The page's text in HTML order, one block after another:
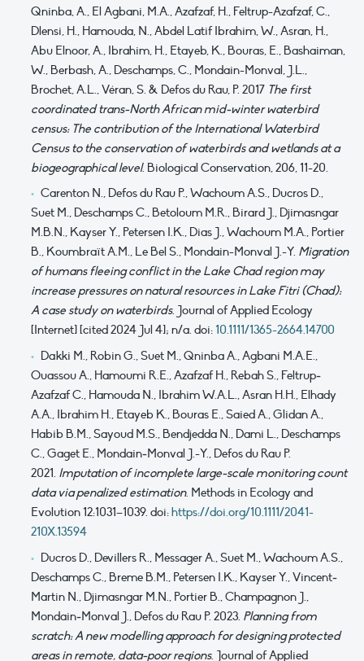
Qninba, A., El Agbani, M.A., Azafzaf, H., Feltrup-Azafzaf, C.,
Dlensi, H., Hamouda, N., Abdel Latif Ibrahim, W., Asran, H.,
Abu Elnoor, A., Ibrahim, H., Etayeb, K., Bouras, E., Bashaiman,
W., Berbash, A., Deschamps, C., Mondain-Monval, J.L.,
Brochet, A.L., Véran, S. & Defos du Rau, P. 2017 The first
coordinated trans-North African mid-winter waterbird
census: The contribution of the International Waterbird
Census to the conservation of waterbirds and wetlands at a
biogeographical level. Biological Conservation, 206, 11-20.
Carenton N., Defos du Rau P., Wachoum A.S., Ducros D.,
Suet M., Deschamps C., Betoloum M.R., Birard J., Djimasngar
M.B.N., Kayser Y., Petersen I.K., Dias J., Wachoum M.A., Portier
B., Koumbraït A.M., Le Bel S., Mondain-Monval J.-Y. Migration
of humans fleeing conflict in the Lake Chad region may
increase pressures on natural resources in Lake Fitri (Chad):
A case study on waterbirds. Journal of Applied Ecology
[Internet] [cited 2024 Jul 4]; n/a. doi: 10.1111/1365-2664.14700
Dakki M., Robin G., Suet M., Qninba A., Agbani M.A.E.,
Ouassou A., Hamoumi R.E., Azafzaf H., Rebah S., Feltrup‐
Azafzaf C., Hamouda N., Ibrahim W.A.L., Asran H.H., Elhady
A.A., Ibrahim H., Etayeb K., Bouras E., Saied A., Glidan A.,
Habib B.M., Sayoud M.S., Bendjedda N., Dami L., Deschamps
C., Gaget E., Mondain‐Monval J.-Y., Defos du Rau P.
2021. Imputation of incomplete large-scale monitoring count
data via penalized estimation. Methods in Ecology and
Evolution 12:1031–1039. doi:https://doi.org/10.1111/2041-
210X.13594
Ducros D., Devillers R., Messager A., Suet M., Wachoum A.S.,
Deschamps C., Breme B.M., Petersen I.K., Kayser Y., Vincent‐
Martin N., Djimasngar M.N., Portier B., Champagnon J.,
Mondain‐Monval J., Defos du Rau P. 2023. Planning from
scratch: A new modelling approach for designing protected
areas in remote, data‐poor regions. Journal of Applied